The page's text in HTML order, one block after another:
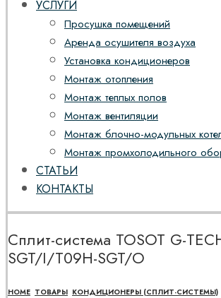
УСЛУГИ
Просушка помещений
Аренда осушителя воздуха
Установка кондиционеров
Монтаж отопления
Монтаж теплых полов
Монтаж вентиляции
Монтаж блочно-модульных
Монтаж промхолодильного
СТАТЬИ
КОНТАКТЫ
Сплит-система TOSOT G-
SGT/I/T09H-SGT/O
HOME ТОВАРЫ КОНДИЦИОНЕРЫ (СПЛИТ-СИСТЕМЫ)